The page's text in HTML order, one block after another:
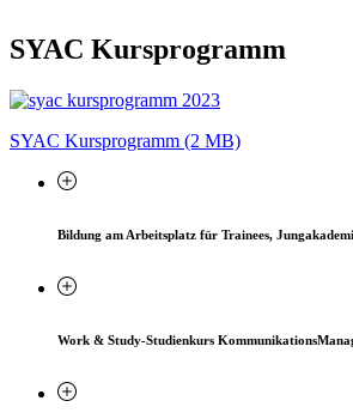
SYAC Kursprogramm
SYAC Kursprogramm (2 MB)
Bildung am Arbeitsplatz für Trainees,
Work & Study-Studienkurs